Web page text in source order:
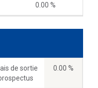
0.00 %
de sortie
0.00 %